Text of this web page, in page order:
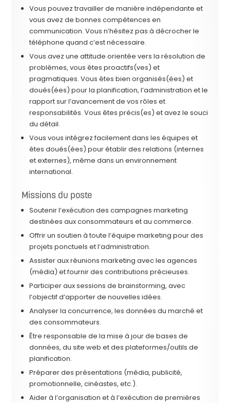
Vous pouvez travailler de manière indépendante et
vous avez de bonnes compétences en
communication. Vous n’hésitez pas à décrocher le
téléphone quand c’est nécessaire.
Vous avez une attitude orientée vers la résolution de
problèmes, vous êtes proactifs(ves) et
pragmatiques. Vous êtes bien organisés(ées) et
doués(ées) pour la planification, l’administration et le
rapport sur l’avancement de vos rôles et
responsabilités. Vous êtes précis(es) et avez le souci
du détail.
Vous vous intégrez facilement dans les équipes et
êtes doués(ées) pour établir des relations (internes
et externes), même dans un environnement
international.
Missions du poste
Soutenir l’exécution des campagnes marketing
destinées aux consommateurs et au commerce.
Offrir un soutien à toute l’équipe marketing pour des
projets ponctuels et l’administration.
Assister aux réunions marketing avec les agences
(média) et fournir des contributions précieuses.
Participer aux sessions de brainstorming, avec
l’objectif d’apporter de nouvelles idées.
Analyser la concurrence, les données du marché et
des consommateurs.
Être responsable de la mise à jour de bases de
données, du site web et des plateformes/outils de
planification.
Préparer des présentations (média, publicité,
promotionnelle, cinéastes, etc.).
Aider à l’organisation et à l’exécution de premières